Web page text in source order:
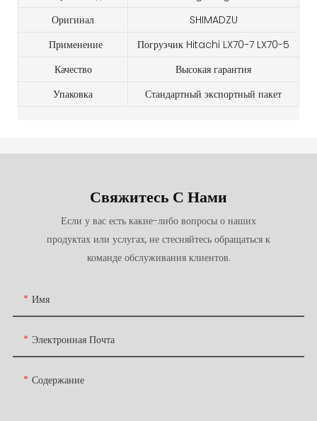
Оригинал
SHIMADZU
Применение
Погрузчик Hitachi LX70-7 LX70-5
Качество
Высокая гарантия
Упаковка
Стандартный экспортный пакет
Свяжитесь С Нами
Если у вас есть какие-либо вопросы о наших
продуктах или услугах, не стесняйтесь обращаться к
команде обслуживания клиентов.
Имя
Электронная Почта
Содержание